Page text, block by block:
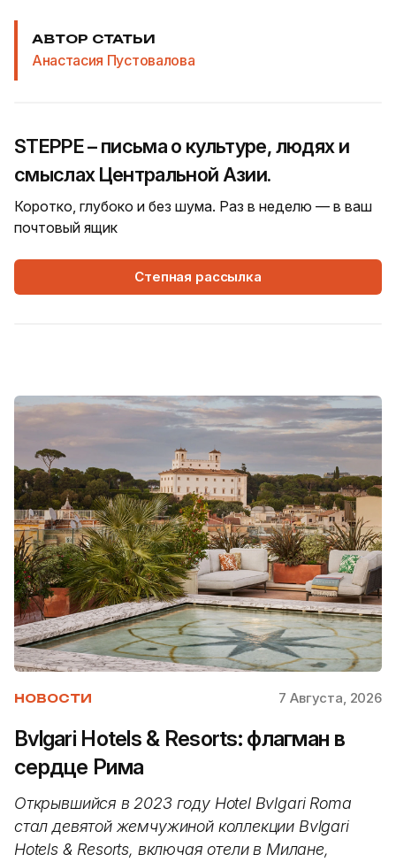
АВТОР СТАТЬИ
Анастасия Пустовалова
STEPPE – письма о культуре, людях и
смыслах Центральной Азии.
Коротко, глубоко и без шума. Раз в неделю — в ваш
почтовый ящик
Степная рассылка
НОВОСТИ 7 Августа, 2026
Bvlgari Hotels & Resorts: флагман в
сердце Рима
Открывшийся в 2023 году Hotel Bvlgari Roma
стал девятой жемчужиной коллекции Bvlgari
Hotels & Resorts, включая отели в Милане,